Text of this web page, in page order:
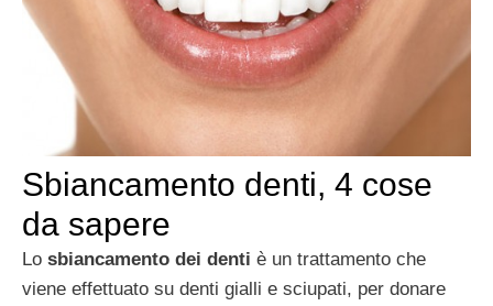
Sbiancamento denti, 4 cose
da sapere
Lo sbiancamento dei denti è un trattamento che
viene effettuato su denti gialli e sciupati, per donare